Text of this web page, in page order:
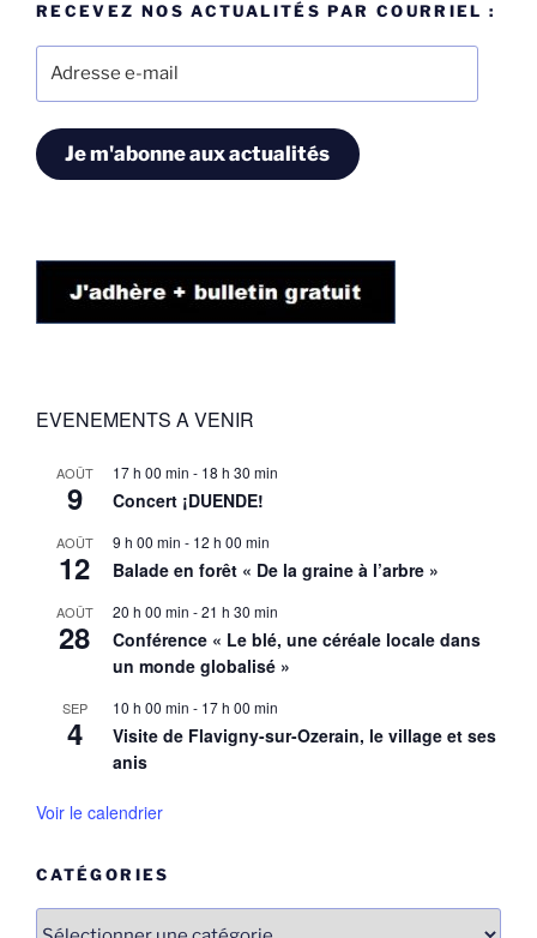
RECEVEZ NOS ACTUALITÉS PAR COURRIEL :
Je m'abonne aux actualités
EVENEMENTS A VENIR
AOÛT
9
17 h 00 min - 18 h 30 min
Concert ¡DUENDE!
AOÛT
12
9 h 00 min - 12 h 00 min
Balade en forêt « De la graine à l’arbre »
AOÛT
28
20 h 00 min -21 h 30 min
Conférence « Le blé, une céréale locale dans
un monde globalisé »
SEP
4
10 h 00 min - 17 h 00 min
Visite de Flavigny-sur-Ozerain, le village et ses
anis
Voir le calendrier
CATÉGORIES